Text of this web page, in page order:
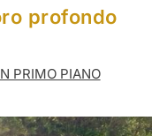
profondo
PRIMO PIANO